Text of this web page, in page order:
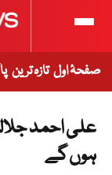
صفحۂ اول تازہ ترین
علی احمد
ہوں گے